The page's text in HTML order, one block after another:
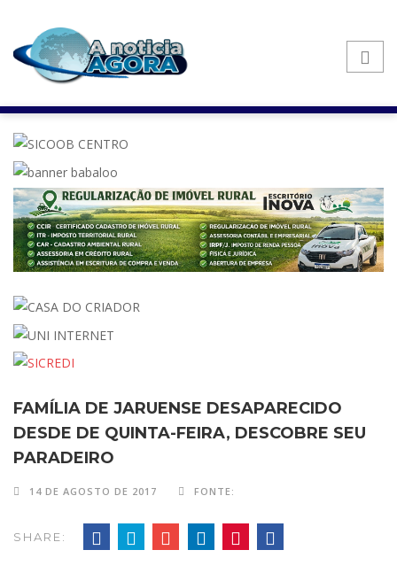
FAMÍLIA DE JARUENSE DESAPARECIDO
DESDE DE QUINTA-FEIRA, DESCOBRE SEU
PARADEIRO
14 DE AGOSTO DE 2017 FONTE:
SHARE: